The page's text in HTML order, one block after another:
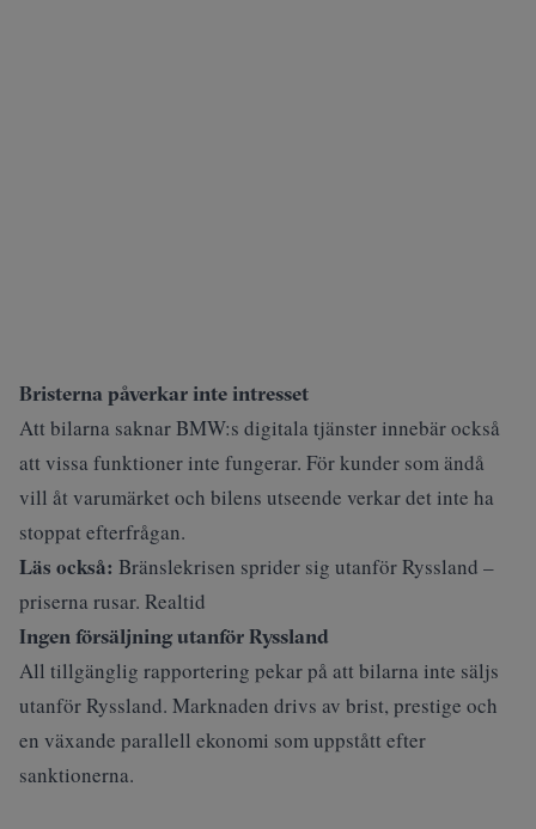
Bristerna påverkar inte intresset
Att bilarna saknar BMW:s digitala tjänster innebär också
att vissa funktioner inte fungerar. För kunder som ändå
vill åt varumärket och bilens utseende verkar det inte ha
stoppat efterfrågan.
Läs också: Bränslekrisen sprider sig utanför Ryssland –
priserna rusar. Realtid
Ingen försäljning utanför Ryssland
All tillgänglig rapportering pekar på att bilarna inte säljs
utanför Ryssland. Marknaden drivs av brist, prestige och
en växande parallell ekonomi som uppstått efter
sanktionerna.